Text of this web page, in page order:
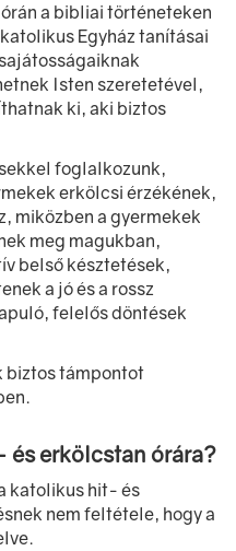
a bibliai történeteken
Egyház tanításai
Isten szeretetével,
ki, aki biztos
foglalkozunk,
erkölcsi érzékének,
miközben a gyermekek
meg magukban,
belső késztetések,
a jó és a rossz
felelős döntések
biztos támpontot
erkölcstan órára?
katolikus hit- és
nem feltétele, hogy a